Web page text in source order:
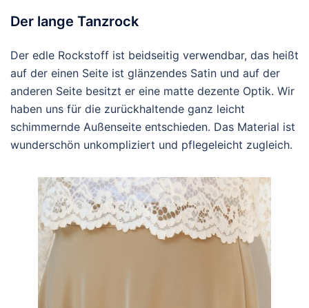
Der lange Tanzrock
Der edle Rockstoff ist beidseitig verwendbar, das heißt
auf der einen Seite ist glänzendes Satin und auf der
anderen Seite besitzt er eine matte dezente Optik. Wir
haben uns für die zurückhaltende ganz leicht
schimmernde Außenseite entschieden. Das Material ist
wunderschön unkompliziert und pflegeleicht zugleich.